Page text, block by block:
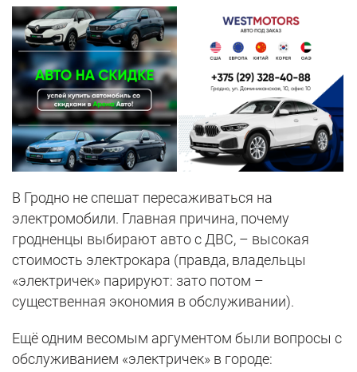
В Гродно не спешат пересаживаться на
электромобили. Главная причина, почему
гродненцы выбирают авто с ДВС, – высокая
стоимость электрокара (правда, владельцы
«электричек» парируют: зато потом –
существенная экономия в обслуживании).
Ещё одним весомым аргументом были вопросы с
обслуживанием «электричек» в городе: